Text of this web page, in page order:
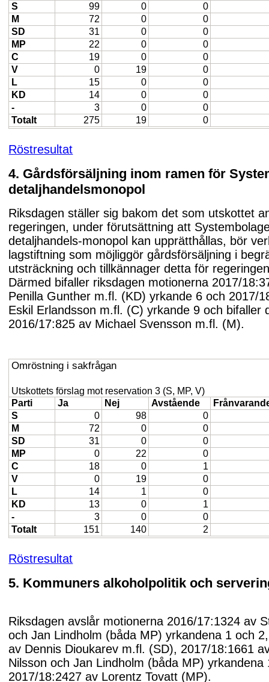
S
99 0
0
M
72 0
0
SD
31 0
0
MP
22 0
0
C
19 0
0
V
0 19
0
L
15 0
0
KD
14 0
0
-
3 0
0
Totalt
275 19 0
Röstresultat
4. Gårdsförsäljning inom ramen för
detaljhandelsmonopol
Riksdagen ställer sig bakom det som utskottet
regeringen, under förutsättning att
detaljhandels-monopol kan upprätthållas, bör
lagstiftning som möjliggör gårdsförsäljning i
utsträckning och tillkännager detta för
Därmed bifaller riksdagen motionerna 2017/
Penilla Gunther m.fl. (KD) yrkande 6 och 2017/
Eskil Erlandsson m.fl. (C) yrkande 9 och bifaller
2016/17:825 av Michael Svensson m.fl. (M).
Omröstning i sakfrågan
Utskottets förslag mot reservation 3 (S, MP, V)
Parti
Ja Nej Avstående
S
0 98
0
M
72 0
0
SD
31 0
0
MP
0 22
0
C
18 0
1
V
0 19
0
L
14 1
0
KD
13 0
1
-
3 0
0
Totalt
151 140 2
Röstresultat
5. Kommuners alkoholpolitik och
Riksdagen avslår motionerna 2016/17:1324 av
och Jan Lindholm (båda MP) yrkandena 1 och
av Dennis Dioukarev m.fl. (SD), 2017/18:1661
Nilsson och Jan Lindholm (båda MP) yrkandena
2017/18:2427 av Lorentz Tovatt (MP).